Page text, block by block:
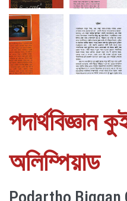
পদার্থবিজ্ঞান
অলিম্পিয়াড
Podartho Biggan